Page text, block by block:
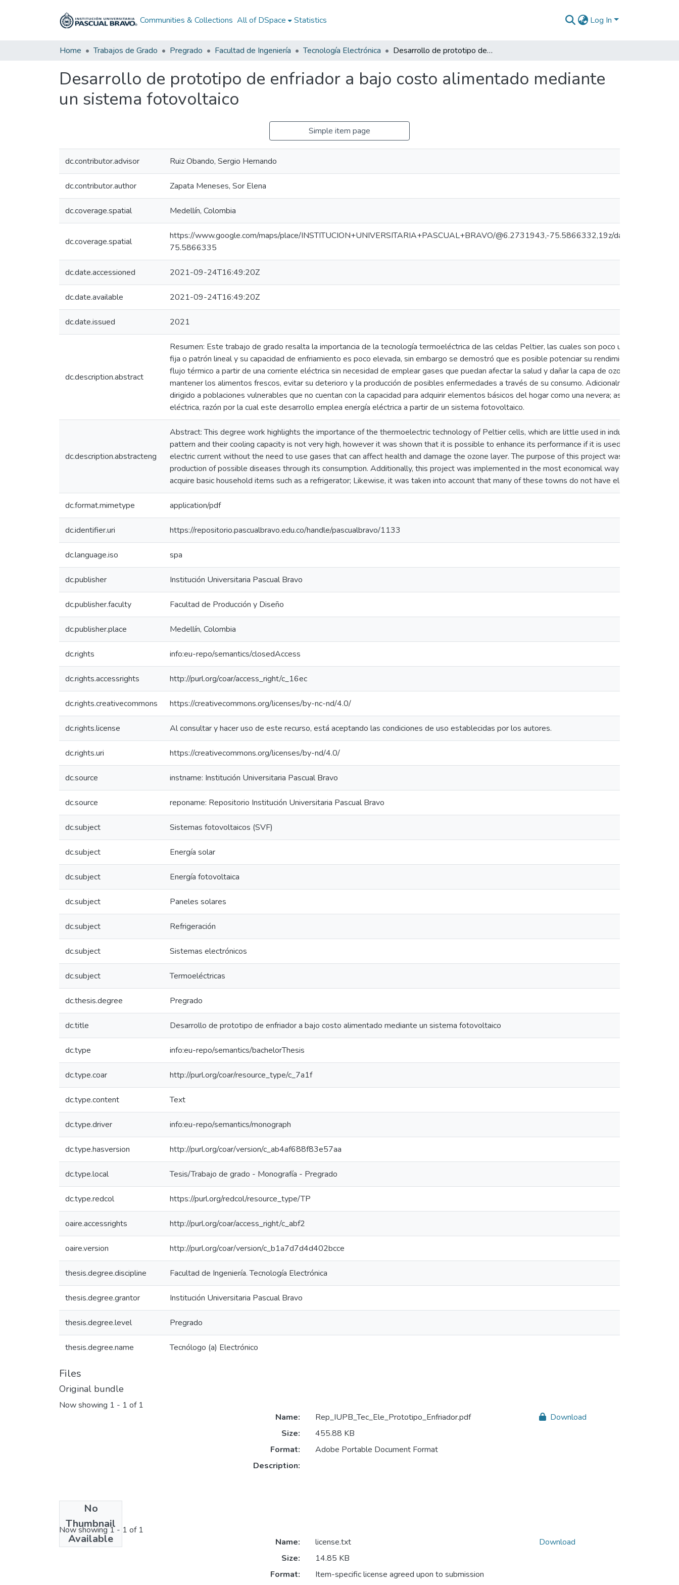
Communities & Collections All of DSpace Statistics Log In
Home Trabajos de Grado Pregrado Facultad de Ingeniería Tecnología Electrónica Desarrollo de prototipo de enfriador a bajo costo alimentado mediante un sistema fotovoltaico
Desarrollo de prototipo de enfriador a bajo costo alimentado mediante
un sistema fotovoltaico
Simple item page
dc.contributor.advisor Ruiz Obando, Sergio Hernando
dc.contributor.author Zapata Meneses, Sor Elena
dc.coverage.spatial Medellín, Colombia
dc.coverage.spatial
https://www.google.com/maps/place/INSTITUCION+UNIVERSITARIA+PASCUAL+BRAVO/@6.2731943,-75.5866332,19z/
75.5866335
dc.date.accessioned 2021-09-24T16:49:20Z
dc.date.available 2021-09-24T16:49:20Z
dc.date.issued 2021
dc.description.abstract
Resumen: Este trabajo de grado resalta la importancia de la tecnología termoeléctrica de las celdas Peltier, las cuales son poco utilizadas en
fija o patrón lineal y su capacidad de enfriamiento es poco elevada, sin embargo se demostró que es posible potenciar su rendimiento si se
flujo térmico a partir de una corriente eléctrica sin necesidad de emplear gases que puedan afectar la salud y dañar la capa de ozono. El
mantener los alimentos frescos, evitar su deterioro y la producción de posibles enfermedades a través de su consumo. Adicionalmente se
dirigido a poblaciones vulnerables que no cuentan con la capacidad para adquirir elementos básicos del hogar como una nevera; así mismo se
eléctrica, razón por la cual este desarrollo emplea energía eléctrica a partir de un sistema fotovoltaico.
dc.description.abstracteng
Abstract: This degree work highlights the importance of the thermoelectric technology of Peltier cells, which are little used in industrial
pattern and their cooling capacity is not very high, however it was shown that it is possible to enhance its performance if it is used properly,
electric current without the need to use gases that can affect health and damage the ozone layer. The purpose of this project was to develop a
production of possible diseases through its consumption. Additionally, this project was implemented in the most economical way possible,
acquire basic household items such as a refrigerator; Likewise, it was taken into account that many of these towns do not have electricity,
dc.format.mimetype application/pdf
dc.identifier.uri https://repositorio.pascualbravo.edu.co/handle/pascualbravo/1133
dc.language.iso spa
dc.publisher Institución Universitaria Pascual Bravo
dc.publisher.faculty Facultad de Producción y Diseño
dc.publisher.place Medellín, Colombia
dc.rights info:eu-repo/semantics/closedAccess
dc.rights.accessrights http://purl.org/coar/access_right/c_16ec
dc.rights.creativecommons https://creativecommons.org/licenses/by-nc-nd/4.0/
dc.rights.license Al consultar y hacer uso de este recurso, está aceptando las condiciones de uso establecidas por los autores.
dc.rights.uri https://creativecommons.org/licenses/by-nd/4.0/
dc.source instname: Institución Universitaria Pascual Bravo
dc.source reponame: Repositorio Institución Universitaria Pascual Bravo
dc.subject Sistemas fotovoltaicos (SVF)
dc.subject Energía solar
dc.subject Energía fotovoltaica
dc.subject Paneles solares
dc.subject Refrigeración
dc.subject Sistemas electrónicos
dc.subject Termoeléctricas
dc.thesis.degree Pregrado
dc.title Desarrollo de prototipo de enfriador a bajo costo alimentado mediante un sistema fotovoltaico
dc.type info:eu-repo/semantics/bachelorThesis
dc.type.coar http://purl.org/coar/resource_type/c_7a1f
dc.type.content Text
dc.type.driver info:eu-repo/semantics/monograph
dc.type.hasversion http://purl.org/coar/version/c_ab4af688f83e57aa
dc.type.local Tesis/Trabajo de grado - Monografía - Pregrado
dc.type.redcol https://purl.org/redcol/resource_type/TP
oaire.accessrights http://purl.org/coar/access_right/c_abf2
oaire.version http://purl.org/coar/version/c_b1a7d7d4d402bcce
thesis.degree.discipline Facultad de Ingeniería. Tecnología Electrónica
thesis.degree.grantor Institución Universitaria Pascual Bravo
thesis.degree.level Pregrado
thesis.degree.name Tecnólogo (a) Electrónico
Files
Original bundle
Now showing 1 - 1 of 1
No
Thumbnail
Available
Name:
Rep_IUPB_Tec_Ele_Prototipo_Enfriador.pdf
Size:
455.88 KB
Format:
Adobe Portable Document Format
Description:
Download
License bundle
Now showing1 - 1 of 1
Name:
license.txt
Size:
14.85 KB
Format:
Item-specific license agreed upon to submission
Download